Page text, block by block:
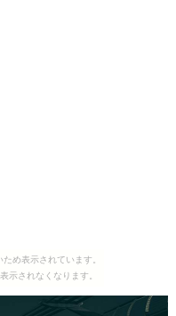
め表示されています。
示されなくなります。